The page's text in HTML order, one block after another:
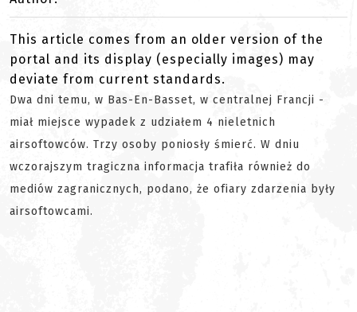
This article comes from an older version of the
portal and its display (especially images) may
deviate from current standards.
Dwa dni temu, w Bas-En-Basset, w centralnej Francji -
miał miejsce wypadek z udziałem 4 nieletnich
airsoftowców. Trzy osoby poniosły śmierć. W dniu
wczorajszym tragiczna informacja trafiła również do
mediów zagranicznych, podano, że ofiary zdarzenia były
airsoftowcami.